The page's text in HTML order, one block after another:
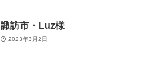
諏訪市・Luz様
2023年3月2日